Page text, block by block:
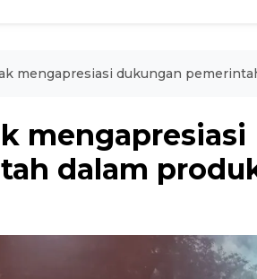
mengapresiasi dukungan
mengapresiasi
dalam